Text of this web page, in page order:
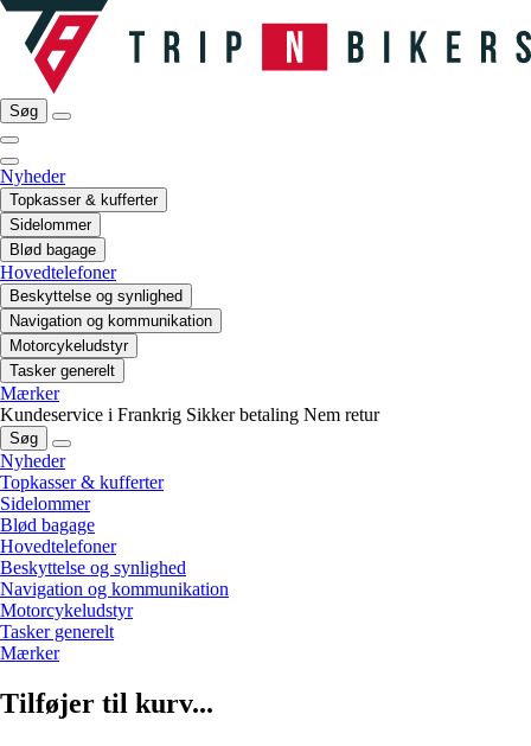
Søg
Nyheder
Topkasser & kufferter
Sidelommer
Blød bagage
Hovedtelefoner
Beskyttelse og synlighed
Navigation og kommunikation
Motorcykeludstyr
Tasker generelt
Mærker
Kundeservice i Frankrig Sikker betaling Nem retur
Søg
Nyheder
Topkasser & kufferter
Sidelommer
Blød bagage
Hovedtelefoner
Beskyttelse og synlighed
Navigation og kommunikation
Motorcykeludstyr
Tasker generelt
Mærker
Tilføjer til kurv...